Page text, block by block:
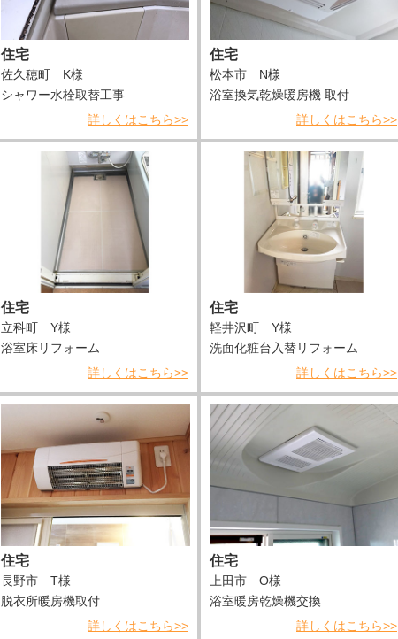
住宅
佐久穂町 K様
シャワー水栓取替工事
詳しくはこちら>>
住宅
松本市 N様
浴室換気乾燥暖房機 取付
詳しくはこちら>>
住宅
立科町 Y様
浴室床リフォーム
詳しくはこちら>>
住宅
軽井沢町 Y様
洗面化粧台入替リフォーム
詳しくはこちら>>
住宅
長野市 T様
脱衣所暖房機取付
詳しくはこちら>>
住宅
上田市 O様
浴室暖房乾燥機交換
詳しくはこちら>>